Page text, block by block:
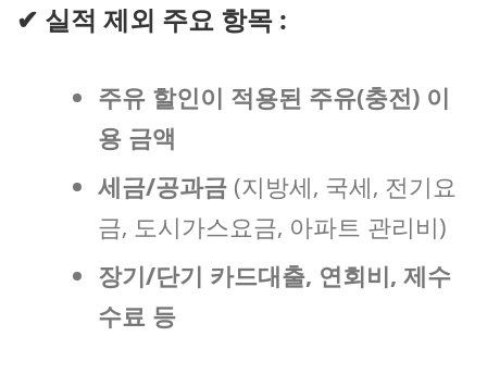
✔ 실적 제외 주요 항목 :
주유 할인이 적용된 주유(충전) 이
용 금액
세금/공과금 (지방세, 국세, 전기요
금, 도시가스요금, 아파트 관리비)
장기/단기 카드대출, 연회비, 제수
수료 등